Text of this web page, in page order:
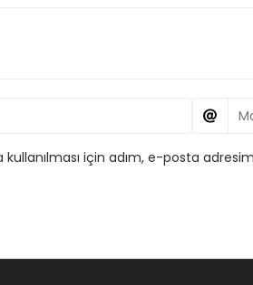
için adım, e-posta